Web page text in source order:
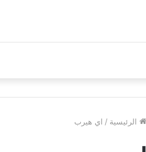
الرئيسية / اي هيرب